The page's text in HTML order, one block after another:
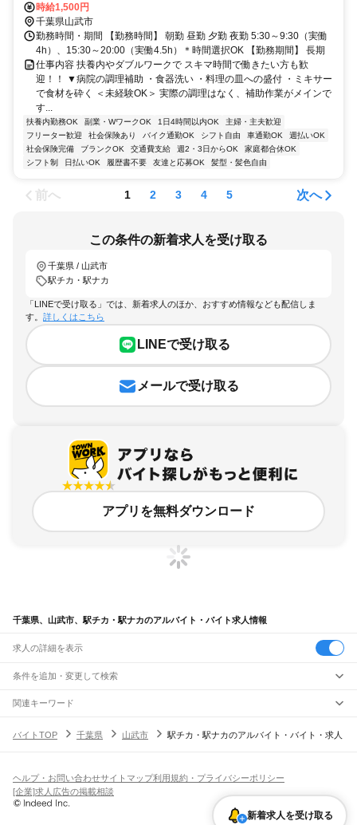
JR成田エクスプレス 佐倉駅 バイク、車通勤OK/無料駐車場完備
時給1,500円
千葉県山武市
勤務時間・期間 【勤務時間】 朝勤 昼勤 夕勤 夜勤 5:30～9:30（実働
4h）、15:30～20:00（実働4.5h）＊時間選択OK 【勤務期間】 長期
仕事内容 扶養内やダブルワークで スキマ時間で働きたい方も歓
迎！！ ▼病院の調理補助 ・食器洗い ・料理の皿への盛付 ・ミキサー
で食材を砕く ＜未経験OK＞ 実際の調理はなく、補助作業がメインで
す...
扶養内勤務OK 副業・WワークOK 1日4時間以内OK
主婦・主夫歓迎
フリーター歓迎
社会保険あり バイク通勤OK シフト自由 車通勤OK
週払いOK
社会保険完備
ブランクOK 交通費支給 週2・3日からOK
家庭都合休OK
シフト制
日払いOK 履歴書不要 友達と応募OK 髪型・髪色自由
前へ 1 2 3 4 5 次へ
この条件の新着求人を受け取る
千葉県 / 山武市
駅チカ・駅ナカ
「LINEで受け取る」では、新着求人のほか、おすすめ情報なども配信しま
す。 詳しくはこちら
LINEで受け取る
メールで受け取る
アプリを無料ダウンロード
千葉県、山武市、駅チカ・駅ナカのアルバイト・バイト求人情報
求人の詳細を表示
条件を追加・変更して検索
市区町村を追加・変更
千葉県すべて
銚子市市川市船橋市館山市木更津市松戸市野田市茂原市成田市佐倉市
旭市習志野市柏市勝浦市 我孫子市鴨川市鎌ケ谷市
印西市 白井市富里市 南房総市
駅を追加・変更
南流山駅新松戸駅 新八柱駅 東松戸駅市川大野駅船橋法典駅 西船橋駅
JR中央・総武線
市川駅 本八幡駅 東船橋駅 津田沼駅 幕張本郷駅
飲食・フードサービス
飲食・フードサービス
ホールスタッフ
皿洗い・洗い場精肉・鮮魚加工
バー（BAR）・バーテンダー
特徴を追加・変更
人気
髪型・髪色自由ひげOKネイルOK
関連キーワード
千葉県 千葉市 駅チカ・駅ナカ カラオケ千葉県 駅チカ・駅ナカ スナック
バイトTOP 千葉県 山武市 駅チカ・駅ナカのアルバイト・バイト・求人
新着求人を受け取る
ヘルプ・お問い合わせサイトマップ利用規約・プライバシーポリシー
[企業]求人広告の掲載相談